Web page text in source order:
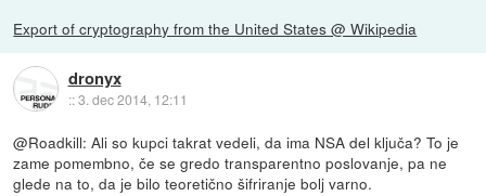
Export of cryptography from the United States @ Wikipedia
dronyx
::3. dec 2014, 12:11
@Roadkill: Ali so kupci takrat vedeli, da ima NSA del ključa? To je
zame pomembno, če se gredo transparentno poslovanje, pa ne
glede na to, da je bilo teoretično šifriranje bolj varno.